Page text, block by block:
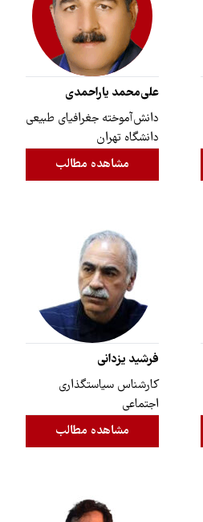
علی‌محمد یاراحمدی
دانش‌آموخته جغرافیای طبیعی
دانشگاه تهران
مشاهده مطالب
فرشید یزدانی
کارشناس سیاستگذاری
اجتماعی
مشاهده مطالب